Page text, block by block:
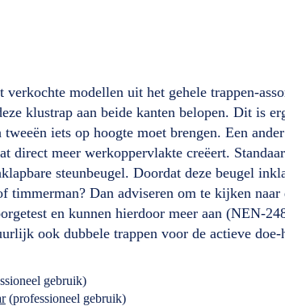
verkochte modellen uit het gehele trappen-
klustrap aan beide kanten belopen. Dit is
iets op hoogte moet brengen. Een
direct meer werkoppervlakte creëert.
steunbeugel. Doordat deze beugel
Dan adviseren om te kijken naar
en kunnen hierdoor meer aan (NEN-
ook dubbele trappen voor de actieve
gebruik)
(professioneel gebruik)